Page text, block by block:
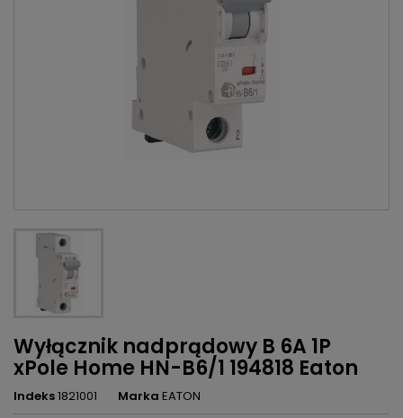
Wyłącznik nadprądowy B 6A 1P
xPole Home HN-B6/1 194818 Eaton
Indeks1821001 Marka EATON